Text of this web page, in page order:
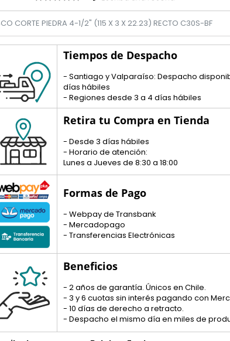
CORTE PIEDRA 4-1/2" (115 X 3 X 22.23) RECTO C30S-BF
Tiempos de Despacho
- Santiago y Valparaíso: Despacho
días hábiles
- Regiones desde 3 a 4 días hábiles
Retira tu Compra en Tienda
- Desde 3 días hábiles
- Horario de atención:
Lunes a Jueves de 8:30 a 18:00
Formas de Pago
- Webpay de Transbank
- Mercadopago
- Transferencias Electrónicas
Beneficios
- 2 años de garantía. Únicos en Chile.
- 3 y 6 cuotas sin interés pagando con
- 10 días de derecho a retracto.
- Despacho el mismo día en miles de